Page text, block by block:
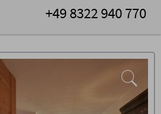
+49 8322 940 770